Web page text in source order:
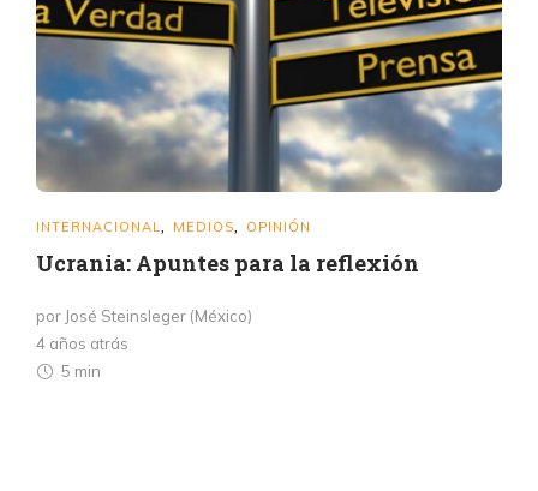
INTERNACIONAL MEDIOS OPINIÓN
Ucrania: Apuntes para la reflexión
por José Steinsleger (México)
4 años atrás
5 min